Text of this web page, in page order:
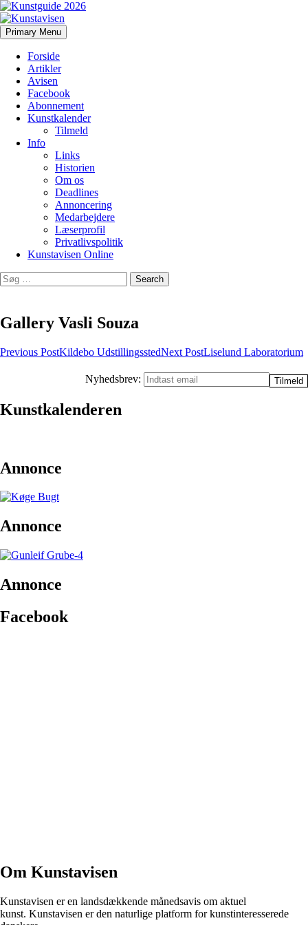
Kunstavisen
Search
Primary Menu Skip
to
Forside
Artikler
Avisen
Facebook
Abonnement
Kunstkalender
Tilmeld
Info
Links
Historien
Om os
Deadlines
Annoncering
Medarbejdere
Læserprofil
Privatlivspolitik
Kunstavisen Online
Search
for:
Gallery Vasli Souza
Post
Previous PostKildebo UdstillingsstedNext PostLiselund Laboratorium
Nyhedsbrev:
Kunstkalenderen
Annonce
Annonce
Annonce
Facebook
Om Kunstavisen
Kunstavisen er en landsdækkende månedsavis om aktuel
kunst. Kunstavisen er den naturlige platform for kunstinteresserede